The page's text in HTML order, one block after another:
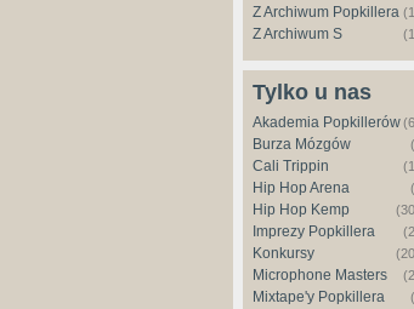
Z Archiwum Popkillera
Z Archiwum S
Tylko u nas
Akademia Popkillerów
Burza Mózgów
Cali Trippin
Hip Hop Arena
Hip Hop Kemp
Imprezy Popkillera
Konkursy
Microphone Masters
Mixtape'y Popkillera